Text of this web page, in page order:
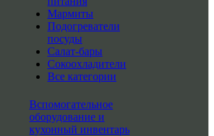
Мармиты
Подогреватели
посуды
Салат-бары
Сокоохладители
Все категории
Вспомогательное
оборудование и
кухонный инвентарь